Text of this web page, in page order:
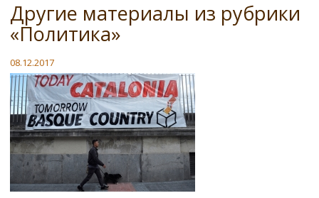
Другие материалы из рубрики
«Политика»
08.12.2017